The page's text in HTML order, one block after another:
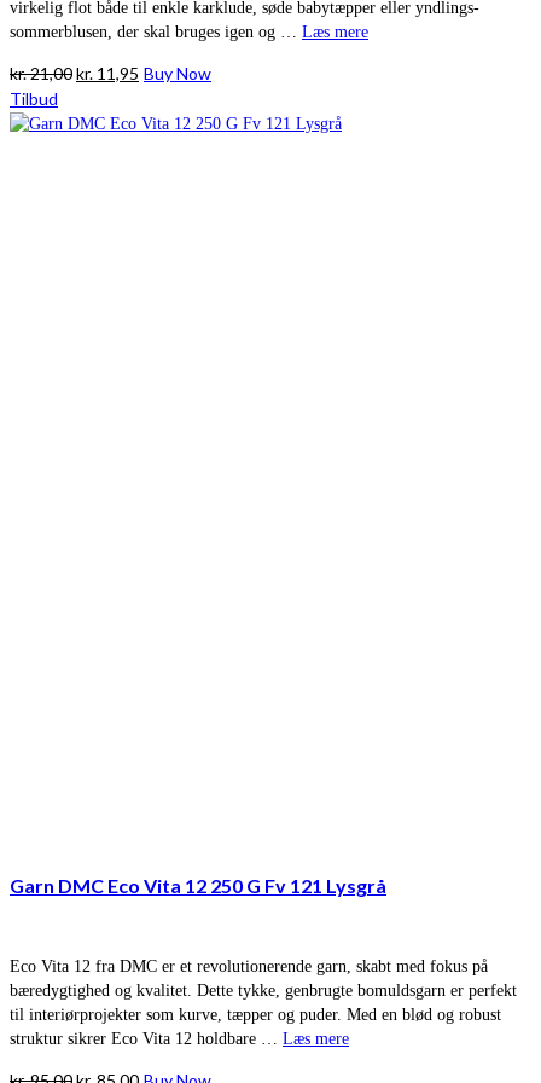
virkelig flot både til enkle karklude, søde babytæpper eller yndlings-
sommerblusen, der skal bruges igen og … Læs mere
kr.21,00Den
pris
kr. 11,95 Den
pris
Buy Now
Tilbud
Garn DMC Eco Vita 12 250 G Fv 121 Lysgrå
Eco Vita 12 fra DMC er et revolutionerende garn, skabt med fokus på
bæredygtighed og kvalitet. Dette tykke, genbrugte bomuldsgarn er perfekt
til interiørprojekter som kurve, tæpper og puder. Med en blød og robust
struktur sikrer Eco Vita 12 holdbare … Læs mere
Den
Den